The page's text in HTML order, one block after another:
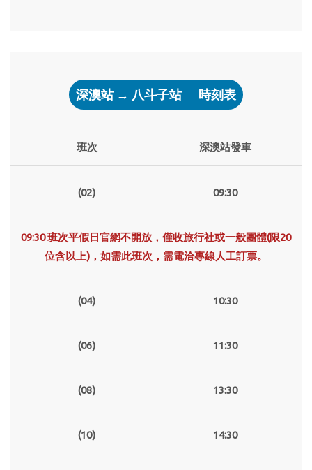
深澳站 → 八斗子站 時刻表
班次 深澳站發車
(02) 09:30
09:30 班次平假日官網不開放，僅收旅行社或一般團體(限20
位含以上)，如需此班次，需電洽專線人工訂票。
(04) 10:30
(06) 11:30
(08) 13:30
(10) 14:30